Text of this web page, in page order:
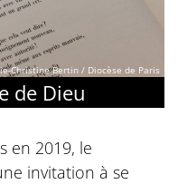
Christine Bertin / Diocèse de Paris
de Dieu
en 2019, le
invitation à se